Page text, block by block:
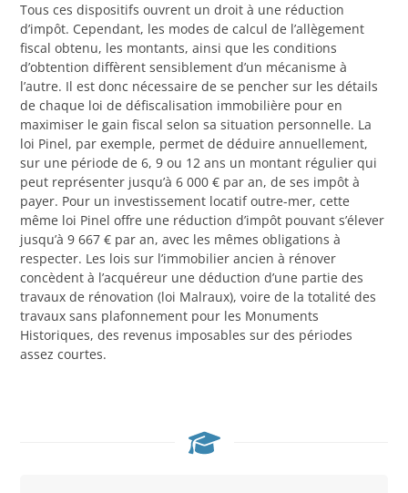
Tous ces dispositifs ouvrent un droit à une réduction
d’impôt. Cependant, les modes de calcul de l’allègement
fiscal obtenu, les montants, ainsi que les conditions
d’obtention diffèrent sensiblement d’un mécanisme à
l’autre. Il est donc nécessaire de se pencher sur les détails
de chaque loi de défiscalisation immobilière pour en
maximiser le gain fiscal selon sa situation personnelle. La
loi Pinel, par exemple, permet de déduire annuellement,
sur une période de 6, 9 ou 12 ans un montant régulier qui
peut représenter jusqu’à 6 000 € par an, de ses impôt à
payer. Pour un investissement locatif outre-mer, cette
même loi Pinel offre une réduction d’impôt pouvant s’élever
jusqu’à 9 667 € par an, avec les mêmes obligations à
respecter. Les lois sur l’immobilier ancien à rénover
concèdent à l’acquéreur une déduction d’une partie des
travaux de rénovation (loi Malraux), voire de la totalité des
travaux sans plafonnement pour les Monuments
Historiques, des revenus imposables sur des périodes
assez courtes.